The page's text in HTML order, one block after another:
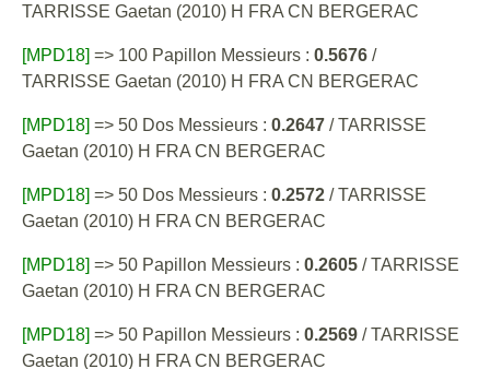
TARRISSE Gaetan (2010) H FRA CN BERGERAC
[MPD18] => 100 Papillon Messieurs : 0.5676 /
TARRISSE Gaetan (2010) H FRA CN BERGERAC
[MPD18] => 50 Dos Messieurs : 0.2647 / TARRISSE
Gaetan (2010) H FRA CN BERGERAC
[MPD18] => 50 Dos Messieurs : 0.2572 / TARRISSE
Gaetan (2010) H FRA CN BERGERAC
[MPD18] => 50 Papillon Messieurs : 0.2605 / TARRISSE
Gaetan (2010) H FRA CN BERGERAC
[MPD18] => 50 Papillon Messieurs : 0.2569 / TARRISSE
Gaetan (2010) H FRA CN BERGERAC